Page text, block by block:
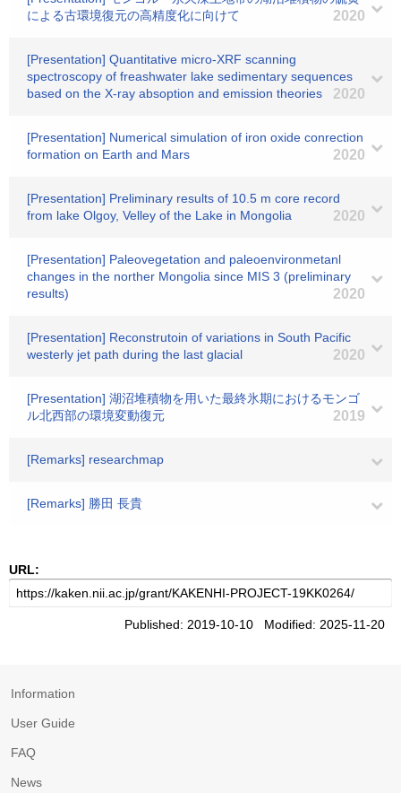
による古環境復元の高精度化に向けて
2020
[Presentation] Quantitative micro-XRF scanning
spectroscopy of freashwater lake sedimentary sequences
based on the X-ray absoption and emission theories
2020
[Presentation] Numerical simulation of iron oxide conrection
formation on Earth and Mars
2020
[Presentation] Preliminary results of 10.5 m core record
from lake Olgoy, Velley of the Lake in Mongolia
2020
[Presentation] Paleovegetation and paleoenvironmetanl
changes in the norther Mongolia since MIS 3 (preliminary
results)
2020
[Presentation] Reconstrutoin of variations in South Pacific
westerly jet path during the last glacial
2020
[Presentation] 湖沼堆積物を用いた最終氷期におけるモンゴ
ル北西部の環境変動復元
2019
[Remarks] researchmap
[Remarks] 勝田 長貴
URL:
Published: 2019-10-10 Modified: 2025-11-20
Information
User Guide
FAQ
News